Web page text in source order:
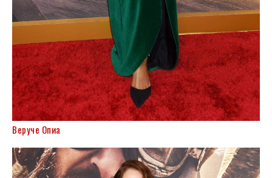
Веруче Опиа